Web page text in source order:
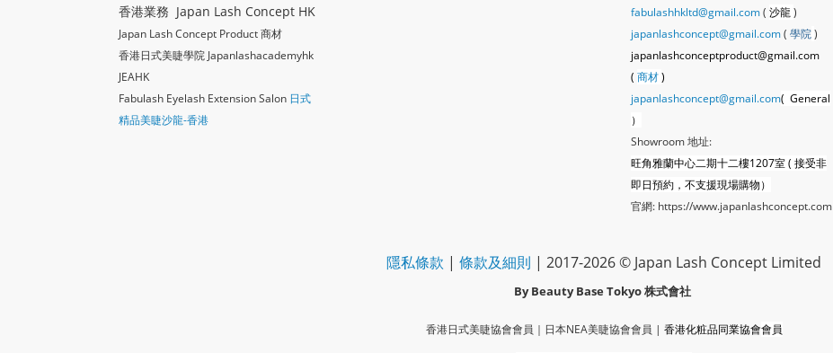
香港業務 Japan Lash Concept HK
Japan Lash Concept Product 商材
香港日式美睫學院 Japanlashacademyhk
JEAHK
Fabulash Eyelash Extension Salon 日式
精品美睫沙龍-香港
fabulashhkltd@gmail.com( 沙龍)
japanlashconcept@gmail.com( 學院)
japanlashconceptproduct@gmail.com
( 商材)
japanlashconcept@gmail.com( General
）
Showroom 地址:
旺角雅蘭中心二期十二樓1207室 ( 接受非
即日預約，不支援現場購物）
官網: https://www.japanlashconcept.com
隱私條款 | 條款及細則 | 2017-2026 © Japan Lash Concept Limited
By Beauty Base Tokyo株式會社
香港日式美睫協會會員｜ 日本NEA美睫協會會員 | 香港化粧品同業協會會員